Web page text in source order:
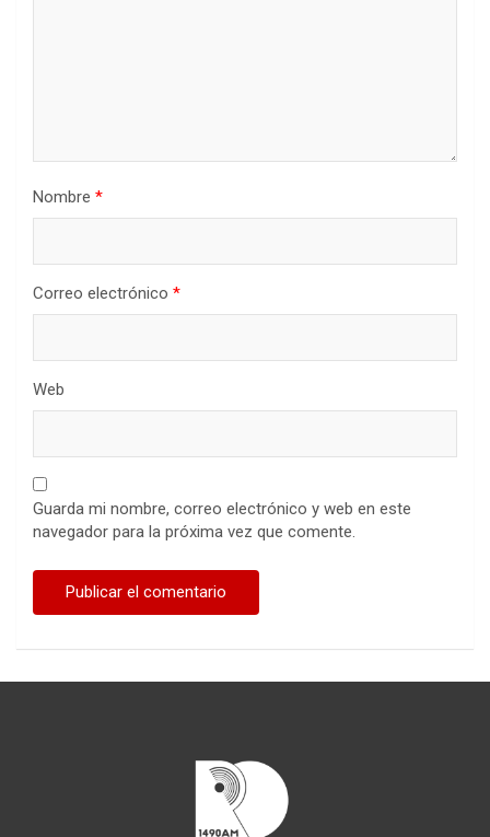
Nombre *
Correo electrónico *
Web
Guarda mi nombre, correo electrónico y web en este
navegador para la próxima vez que comente.